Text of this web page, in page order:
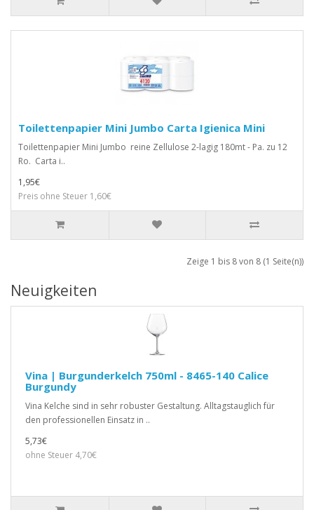
Toilettenpapier Mini Jumbo Carta Igienica Mini
Toilettenpapier Mini Jumbo reine Zellulose 2-lagig 180mt - Pa. zu 12
Ro. Carta i..
1,95€
Preis ohne Steuer 1,60€
Zeige 1 bis 8 von 8 (1 Seite(n))
Neuigkeiten
Vina | Burgunderkelch 750ml - 8465-140 Calice
Burgundy
Vina Kelche sind in sehr robuster Gestaltung. Alltagstauglich für
den professionellen Einsatz in ..
5,73€
ohne Steuer 4,70€